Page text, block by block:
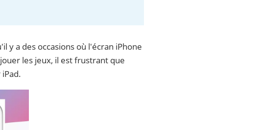
y a des occasions où l'écran iPhone
les jeux, il est frustrant que